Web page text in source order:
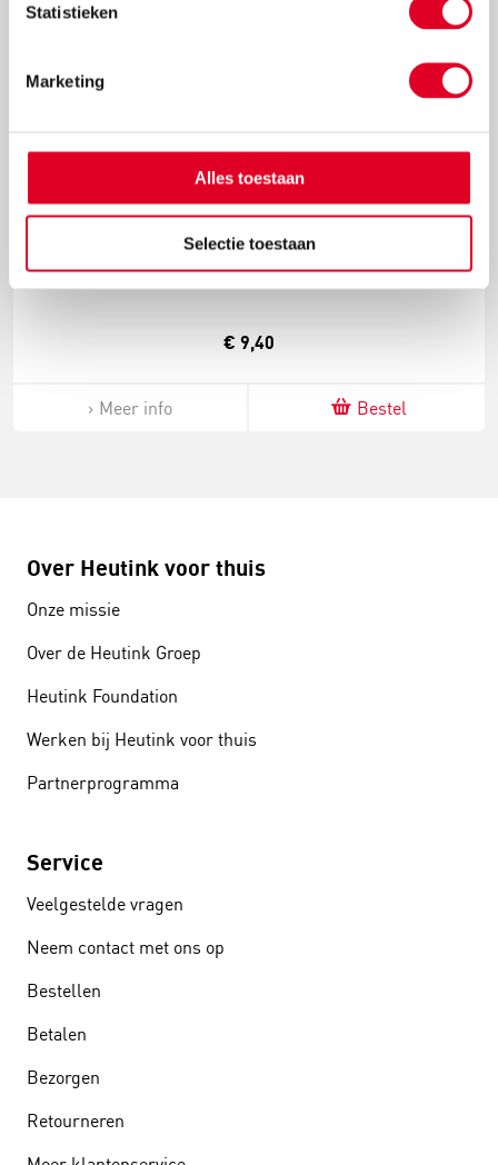
Statistieken
Marketing
Alles toestaan
Selectie toestaan
Trechterset
€ 9,40
Meer info Bestel
Over Heutink voor thuis
Onze missie
Over de Heutink Groep
Heutink Foundation
Werken bij Heutink voor thuis
Partnerprogramma
Service
Veelgestelde vragen
Neem contact met ons op
Bestellen
Betalen
Bezorgen
Retourneren